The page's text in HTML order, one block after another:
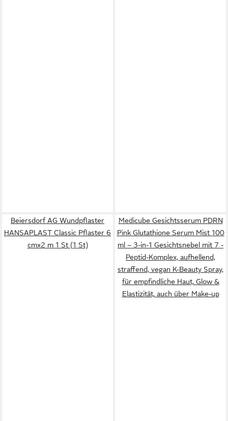
Beiersdorf AG Wundpflaster
HANSAPLAST Classic Pflaster 6
cmx2 m 1 St (1 St)
Medicube Gesichtsserum PDRN
Pink Glutathione Serum Mist 100
ml – 3-in-1 Gesichtsnebel mit 7 -
Peptid-Komplex, aufhellend,
straffend, vegan K-Beauty Spray,
für empfindliche Haut, Glow &
Elastizität, auch über Make-up